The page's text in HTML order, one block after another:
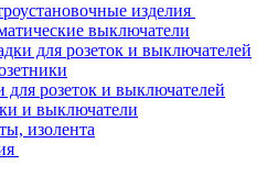
изделия
выключатели
для розеток и выключателей
для розеток и выключателей
и выключатели
изолента